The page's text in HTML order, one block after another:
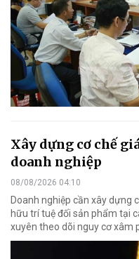
Xây dựng cơ chế
doanh nghiệp
08/08/2026 04:10
Doanh nghiệp cần xây dựng
hữu trí tuệ đối sản phẩm tại
xuyên theo dõi nguy cơ xâm